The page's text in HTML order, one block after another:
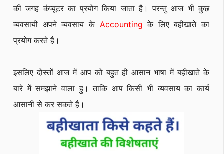
की जगह कंप्यूटर का प्रयोग किया जाता है। परन्तु आज भी कुछ
व्यवसायी अपने व्यवसाय के Accounting के लिए बहीखाते का
प्रयोग करते है।
इसलिए दोस्तों आज में आप को बहुत ही आसान भाषा में बहीखाते के
बारे में समझाने वाला हु। ताकि आप किसी भी व्यवसाय का कार्य
आसानी से कर सकते है।